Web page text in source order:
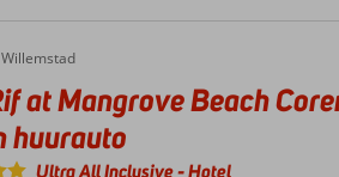
Willemstad
at Mangrove Beach
huurauto
Ultra All Inclusive-Hotel